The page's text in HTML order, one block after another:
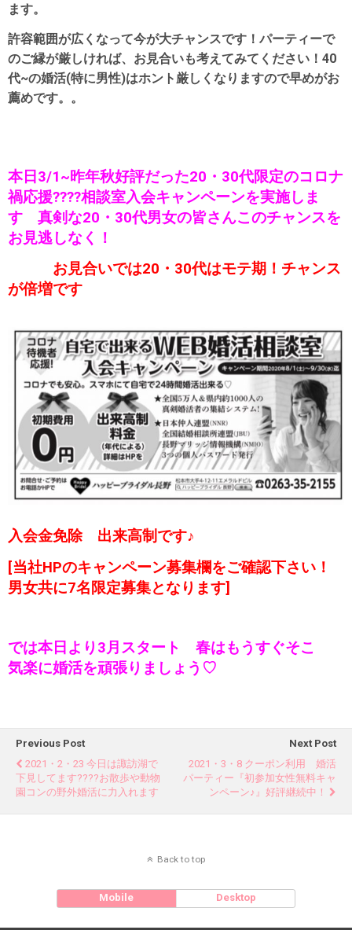
ます。
許容範囲が広くなって今が大チャンスです！パーティーで
のご縁が厳しければ、お見合いも考えてみてください！40
代~の婚活(特に男性)はホント厳しくなりますので早めがお
薦めです。。
本日3/1~昨年秋好評だった20・30代限定のコロナ
禍応援????相談室入会キャンペーンを実施しま
す 真剣な20・30代男女の皆さんこのチャンスを
お見逃しなく！
お見合いでは20・30代はモテ期！チャンス
が倍増です
入会金免除 出来高制です♪
[当社HPのキャンペーン募集欄をご確認下さい！
男女共に7名限定募集となります]
では本日より3月スタート 春はもうすぐそこ
気楽に婚活を頑張りましょう♡
Previous Post
2021・2・23 今日は諏訪湖で
下見してます????お散歩や動物
園コンの野外婚活に力入れます
Next Post
2021・3・8 クーポン利用 婚活
パーティー『初参加女性無料キャ
ンペーン♪』好評継続中！
Back to top
Mobile Desktop